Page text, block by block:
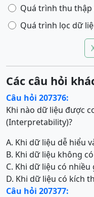
Quá trình thu
Quá trình lọc dữ
Các câu hỏi
Câu hỏi 207376:
Khi nào dữ liệu được
(Interpretability)?
A. Khi dữ liệu dễ hiểu
B. Khi dữ liệu không
C. Khi dữ liệu có nhiều
D. Khi dữ liệu có kích
Câu hỏi 207377: